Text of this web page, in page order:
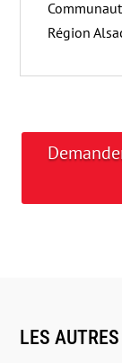
Région
LES